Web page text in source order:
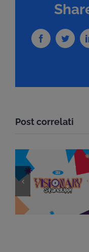
FacebookTwitter
Post correlati